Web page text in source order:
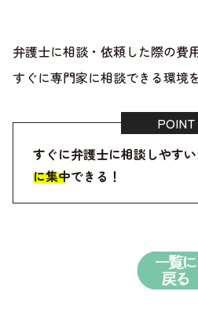
弁護士に相談・依頼した際の費
すぐに専門家に相談できる環境
すぐに弁護士に相談しやすい
に集中できる！